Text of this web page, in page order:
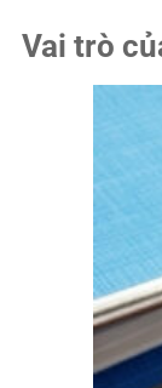
Vai trò